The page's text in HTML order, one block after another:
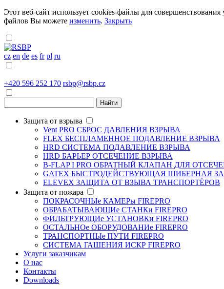
Этот веб-сайт использует cookies-файлы для
файлов Вы можете изменить. Закрыть
cz en de es fr pl ru
+420 596 252 170 rsbp@rsbp.cz
Защита от взрыва
Vent PRO СБРОС ДАВЛЕНИЯ ВЗРЫВА
FLEX БЕСПЛАМЕННОЕ ПОДАВЛЕНИЕ ВЗРЫВА
HRD СИСТЕМА ПОДАВЛЕНИE ВЗРЫВА
HRD БАРЬЕР ОТСЕЧЕНИE ВЗРЫВА
B-FLAP I PRO ОБРАТНЫЙ КЛАПАН ДЛЯ
GATEX БЫСТРОДЕЙСТВУЮЩАЯ ШИБЕРНАЯ
ELEVEX ЗАЩИТА ОТ ВЗЫВА ТРАНСПОРТЁРОВ
Защита от пожара
ПОКРАСОЧНЫе КАМЕРы FIREPRO
ОБРАБАТЫВАЮЩИе СТАНКи FIREPRO
ФИЛЬТРУЮЩИе УСТАНОВКи FIREPRO
ОСТАЛЬНОе ОБОРУДОВАНИе FIREPRO
ТРАНСПОРТНЫе ПУТИ FIREPRO
СИСТЕМА ГАШЕНИЯ ИСКР FIREPRO
Услуги заказчикам
О наc
Контакты
Downloads